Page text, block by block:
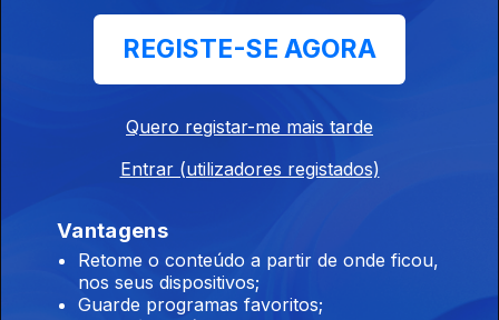
"On Falling"
28 mar. 2025
24 mar. 2025
REGISTE-SE AGORA
Quero registar-me mais tarde
Entrar (utilizadores registados)
Vantagens
Retome o conteúdo a partir de onde ficou,
nos seus dispositivos;
Guarde programas favoritos;